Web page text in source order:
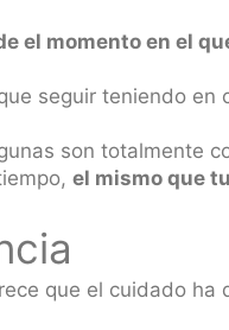
el momento en el
seguir teniendo en
son totalmente
el mismo que
que el cuidado ha